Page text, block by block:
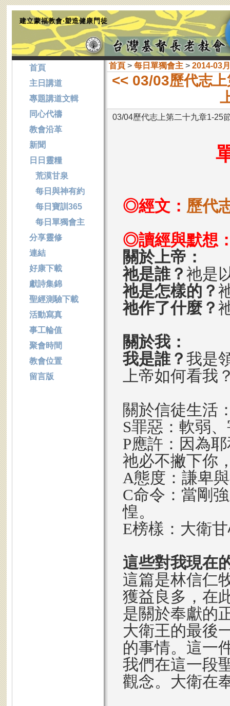
建立蒙福教會‧塑造健康門徒
首頁> 每日單獨會主> 2014-03月
<< 03/03歷代志
03/04歷代志上第二十九章1-25
◎經文： 歷代
◎讀經與默想
關於上帝：
祂是誰？ 祂是
祂是怎樣的？
祂作了什麼？
關於我：
我是誰？ 我是
上帝如何看我
關於信徒生活
S罪惡：軟弱
P應許：因為
祂必不撇下你
A態度：謙卑
C命令：當剛
惶。
E榜樣：大衛
這些對我現在
這篇是林信仁
獲益良多，在
是關於奉獻的
大衛王的最後
的事情。這一
我們在這一段
觀念。大衛在
首頁
主日講道
專題講道文輯
同心代禱
教會沿革
新聞
日日靈糧
荒漠甘泉
每日與神有約
每日寶訓365
每日單獨會主
分享靈修
連結
好康下載
獻詩集錦
聖經測驗下載
活動寫真
事工輪值
聚會時間
教會位置
留言版